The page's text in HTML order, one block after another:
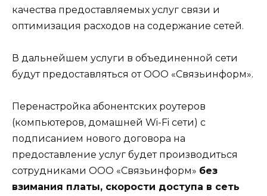
качества предоставляемых услуг связи и
оптимизация расходов на содержание сетей.
В дальнейшем услуги в объединенной сети
будут предоставляться от ООО «Связьинформ».
Перенастройка абонентских роутеров
(компьютеров, домашней Wi-Fi сети) с
подписанием нового договора на
предоставление услуг будет производиться
сотрудниками ООО «Связьинформ» без
взимания платы, скорости доступа в сеть